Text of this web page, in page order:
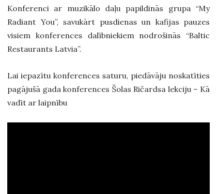
Konferenci ar muzikālo daļu papildinās grupa “My
Radiant You”, savukārt pusdienas un kafijas pauzes
visiem konferences dalībniekiem nodrošinās “Baltic
Restaurants Latvia”.
Lai iepazītu konferences saturu, piedāvāju noskatīties
pagājušā gada konferences Šolas Ričardsa lekciju – Kā
vadīt ar laipnību